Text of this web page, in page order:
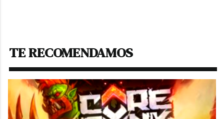
TE RECOMENDAMOS